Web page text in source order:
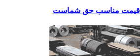
قیمت مناسب حق شماست